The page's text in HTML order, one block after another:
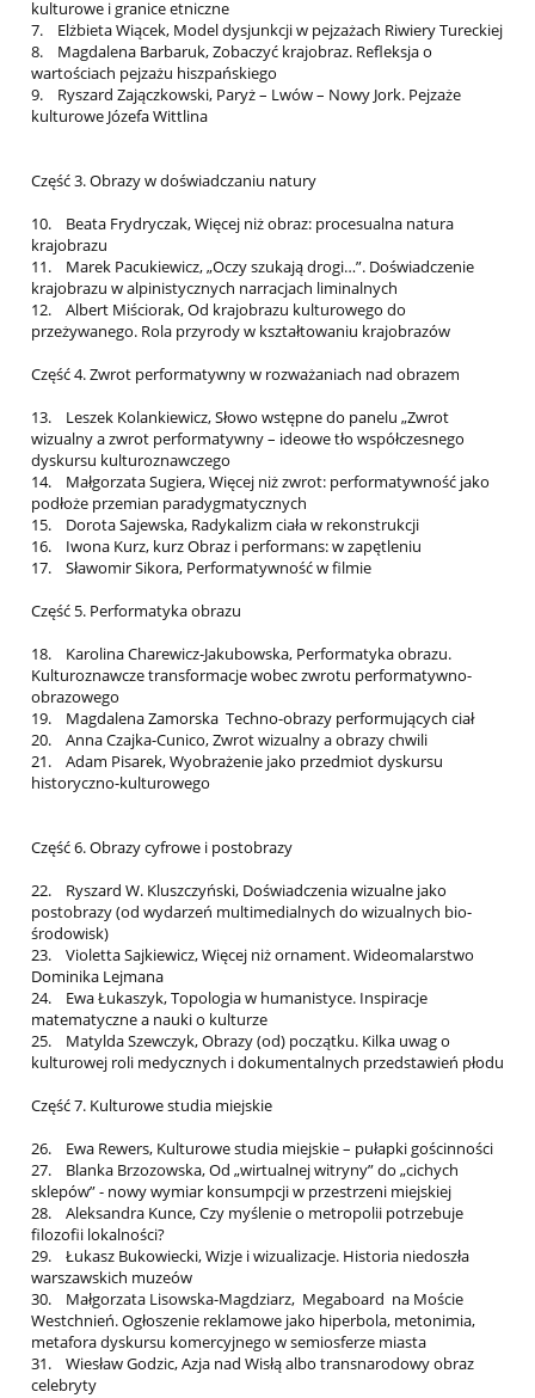
kulturowe i granice etniczne
7. Elżbieta Wiącek, Model dysjunkcji w pejzażach Riwiery Tureckiej
8. Magdalena Barbaruk, Zobaczyć krajobraz. Refleksja o
wartościach pejzażu hiszpańskiego
9. Ryszard Zajączkowski, Paryż – Lwów – Nowy Jork. Pejzaże
kulturowe Józefa Wittlina
Część 3. Obrazy w doświadczaniu natury
10. Beata Frydryczak, Więcej niż obraz: procesualna natura
krajobrazu
11. Marek Pacukiewicz, „Oczy szukają drogi…”. Doświadczenie
krajobrazu w alpinistycznych narracjach liminalnych
12. Albert Miściorak, Od krajobrazu kulturowego do
przeżywanego. Rola przyrody w kształtowaniu krajobrazów
Część 4. Zwrot performatywny w rozważaniach nad obrazem
13. Leszek Kolankiewicz, Słowo wstępne do panelu „Zwrot
wizualny a zwrot performatywny – ideowe tło współczesnego
dyskursu kulturoznawczego
14. Małgorzata Sugiera, Więcej niż zwrot: performatywność jako
podłoże przemian paradygmatycznych
15. Dorota Sajewska, Radykalizm ciała w rekonstrukcji
16. Iwona Kurz, kurz Obraz i performans: w zapętleniu
17. Sławomir Sikora, Performatywność w filmie
Część 5. Performatyka obrazu
18. Karolina Charewicz-Jakubowska, Performatyka obrazu.
Kulturoznawcze transformacje wobec zwrotu performatywno-
obrazowego
19. Magdalena Zamorska Techno-obrazy performujących ciał
20. Anna Czajka-Cunico, Zwrot wizualny a obrazy chwili
21. Adam Pisarek, Wyobrażenie jako przedmiot dyskursu
historyczno-kulturowego
Część 6. Obrazy cyfrowe i postobrazy
22. Ryszard W. Kluszczyński, Doświadczenia wizualne jako
postobrazy (od wydarzeń multimedialnych do wizualnych bio-
środowisk)
23. Violetta Sajkiewicz, Więcej niż ornament. Wideomalarstwo
Dominika Lejmana
24. Ewa Łukaszyk, Topologia w humanistyce. Inspiracje
matematyczne a nauki o kulturze
25. Matylda Szewczyk, Obrazy (od) początku. Kilka uwag o
kulturowej roli medycznych i dokumentalnych przedstawień płodu
Część 7. Kulturowe studia miejskie
26. Ewa Rewers, Kulturowe studia miejskie – pułapki gościnności
27. Blanka Brzozowska, Od „wirtualnej witryny” do „cichych
sklepów” - nowy wymiar konsumpcji w przestrzeni miejskiej
28. Aleksandra Kunce, Czy myślenie o metropolii potrzebuje
filozofii lokalności?
29. Łukasz Bukowiecki, Wizje i wizualizacje. Historia niedoszła
warszawskich muzeów
30. Małgorzata Lisowska-Magdziarz, Megaboard na Moście
Westchnień. Ogłoszenie reklamowe jako hiperbola, metonimia,
metafora dyskursu komercyjnego w semiosferze miasta
31. Wiesław Godzic, Azja nad Wisłą albo transnarodowy obraz
celebryty